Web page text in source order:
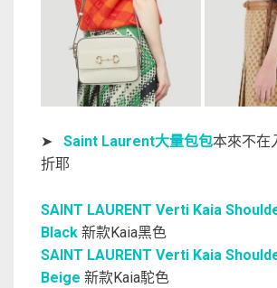
➤ Saint Laurent大量包包本來不在
折耶
SAINT LAURENT Verti Kaia
Black 新款Kaia黑色
SAINT LAURENT Verti Kaia
Beige 新款Kaia駝色